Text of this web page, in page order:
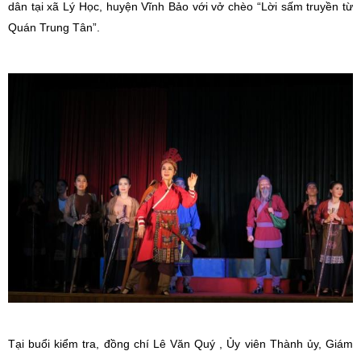
dân tại xã Lý Học, huyện Vĩnh Bảo với vở chèo “Lời sấm truyền từ
Quán Trung Tân”.
Tại buổi kiểm tra, đồng chí Lê Văn Quý , Ủy viên Thành ủy, Giám